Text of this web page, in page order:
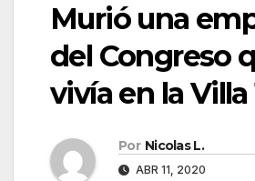
Murió una
del Congreso
vivía en la Villa
Por Nicolas L.
ABR 11, 2020